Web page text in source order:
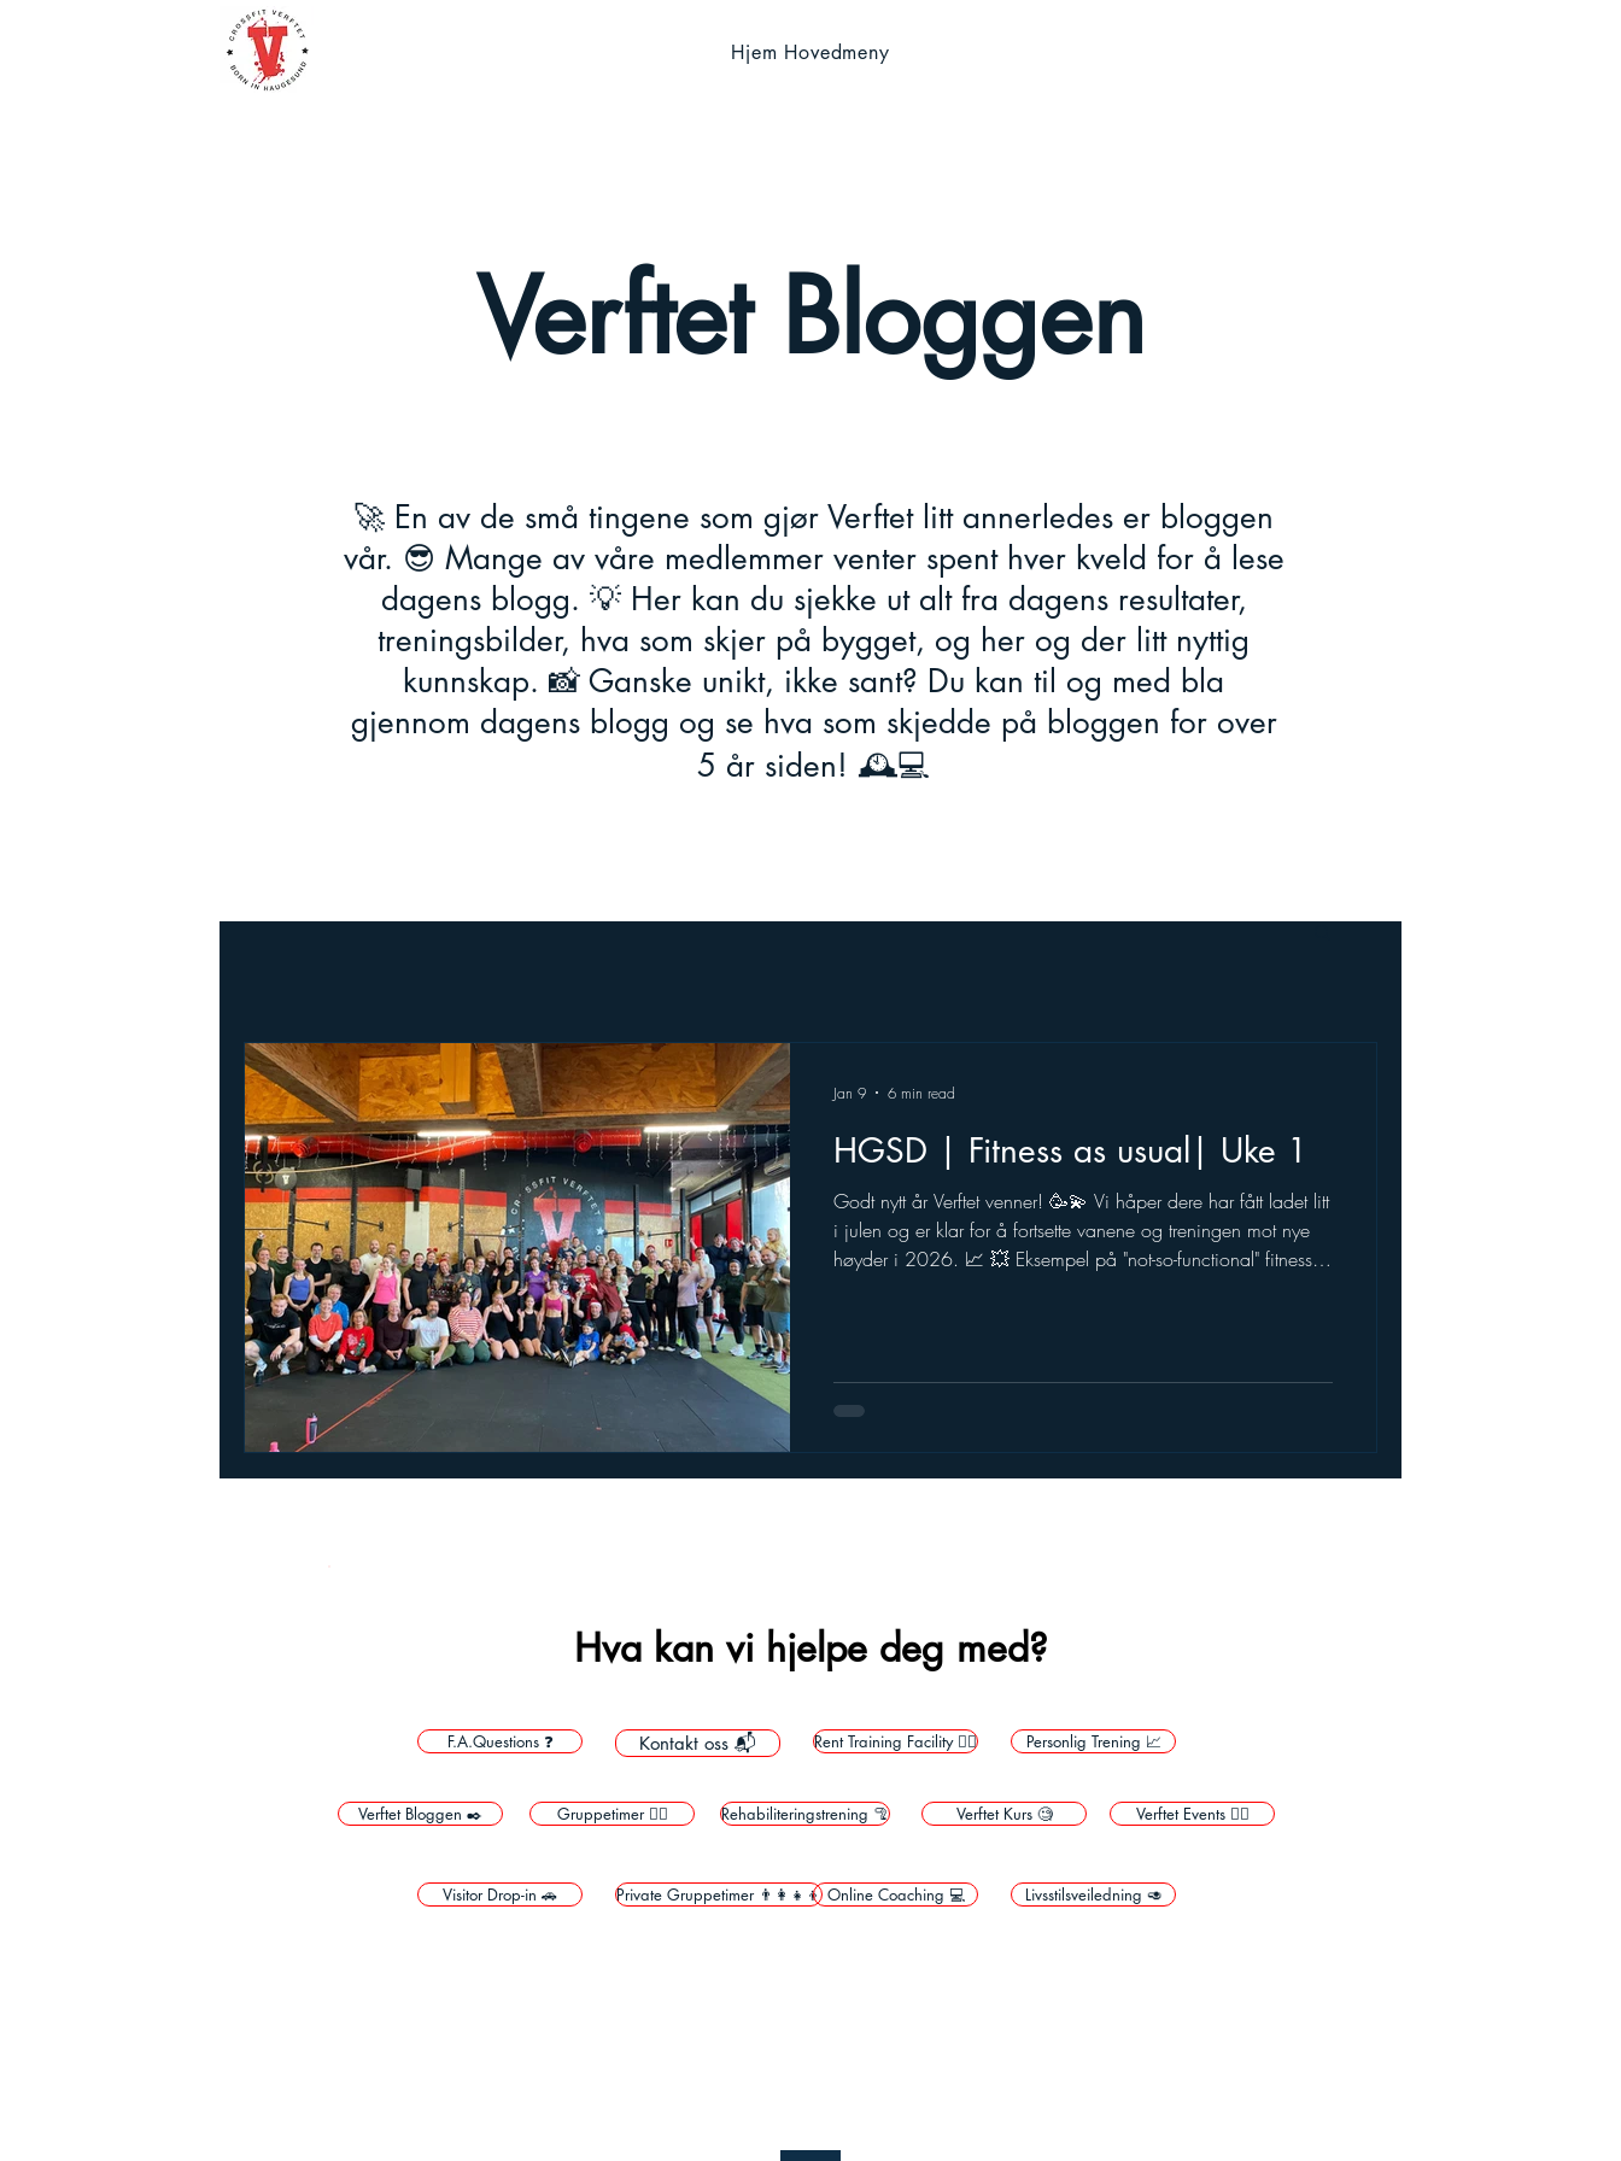
Hjem Hovedmeny
Verftet Bloggen
🚀 En av de små tingene som gjør Verftet litt annerledes er bloggen
vår. 😎 Mange av våre medlemmer venter spent hver kveld for å lese
dagens blogg. 💡 Her kan du sjekke ut alt fra dagens resultater,
treningsbilder, hva som skjer på bygget, og her og der litt nyttig
kunnskap. 📸 Ganske unikt, ikke sant? Du kan til og med bla
gjennom dagens blogg og se hva som skjedde på bloggen for over
5 år siden! 🕰️💻
HGSD | Fitness as usual| Uke 1
Godt nytt år Verftet venner! 🥳💫 Vi håper dere har fått ladet litt
i julen og er klar for å fortsette vanene og treningen mot nye
høyder i 2026. 📈 💥 Eksempel på "not-so-functional" fitness
svarte ja, men vår egen Andreas er ikke kjent for å føl
Jan 9 6 min read
Hva kan vi hjelpe deg med?
F.A.Questions ❓ Kontakt oss 📬 Rent Training Facility 🙋‍♀️ Personlig Trening 📈
Verftet Bloggen ✒️ Gruppetimer 👯‍♂️ Rehabiliteringstrening 🦿 Verftet Kurs 🧐 Verftet Events 🙅‍♂️
Visitor Drop-in 🚗 Private Gruppetimer 👨‍👩‍👧‍👦 Online Coaching 💻 Livsstilsveiledning 🥑